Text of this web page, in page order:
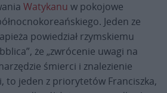
Watykanu w pokojowe
Jeden ze
powiedział rzymskiemu
że „zwrócenie uwagi na
śmierci i znalezienie
to jeden z priorytetów Franciszka,